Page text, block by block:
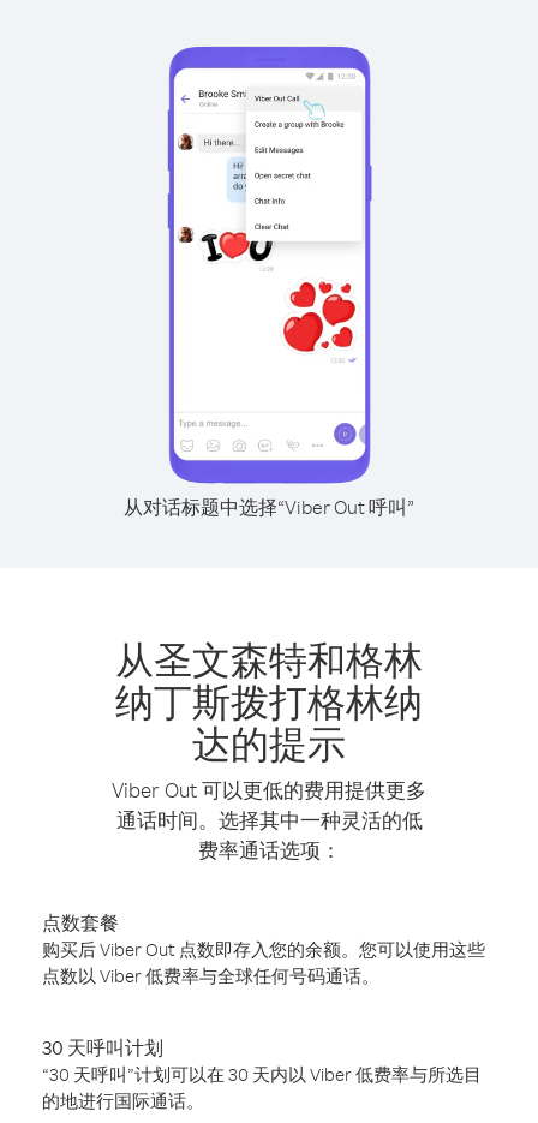
从对话标题中选择“Viber Out 呼叫”
从圣文森特和格林
纳丁斯拨打格林纳
达的提示
Viber Out 可以更低的费用提供更多
通话时间。选择其中一种灵活的低
费率通话选项：
点数套餐
购买后 Viber Out 点数即存入您的余额。您可以使用这些
点数以 Viber 低费率与全球任何号码通话。
30 天呼叫计划
“30 天呼叫”计划可以在 30 天内以 Viber 低费率与所选目
的地进行国际通话。